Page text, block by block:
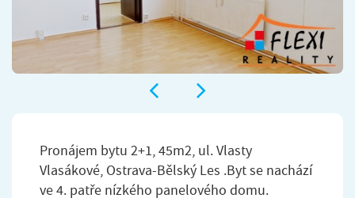
Pronájem bytu 2+1, 45m2, ul. Vlasty
Vlasákové, Ostrava-Bělský Les .Byt se nachází
ve 4. patře nízkého panelového domu.